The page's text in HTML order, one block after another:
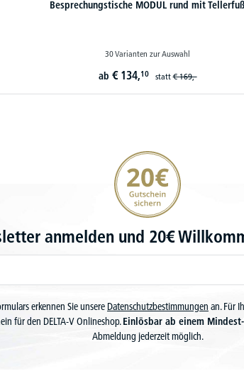
Besprechungstische MODUL rund mit Tellerfuß
30 Varianten zur Auswahl
ab € 134,10 statt€ 169,-
20€ Gutschein sichern
anmelden und 20€
erkennen Sie unsere Datenschutzbestimmungen an. Für
für den DELTA-V Onlineshop.Einlösbar ab einem
Abmeldung jederzeit möglich.